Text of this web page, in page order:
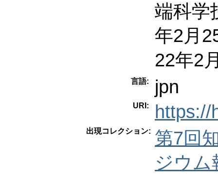
端科学
年2月
22年2
言語: jpn
URI: https://
出現コレクション: 第7回
ジウム